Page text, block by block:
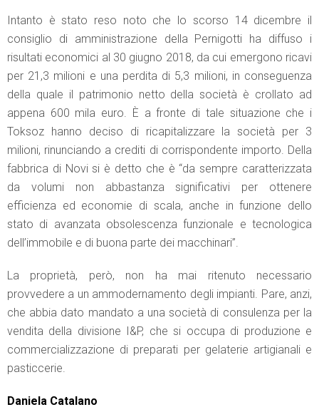
Intanto è stato reso noto che lo scorso 14 dicembre il
consiglio di amministrazione della Pernigotti ha diffuso i
risultati economici al 30 giugno 2018, da cui emergono ricavi
per 21,3 milioni e una perdita di 5,3 milioni, in conseguenza
della quale il patrimonio netto della società è crollato ad
appena 600 mila euro. È a fronte di tale situazione che i
Toksoz hanno deciso di ricapitalizzare la società per 3
milioni, rinunciando a crediti di corrispondente importo. Della
fabbrica di Novi si è detto che è “da sempre caratterizzata
da volumi non abbastanza significativi per ottenere
efficienza ed economie di scala, anche in funzione dello
stato di avanzata obsolescenza funzionale e tecnologica
dell’immobile e di buona parte dei macchinari”.
La proprietà, però, non ha mai ritenuto necessario
provvedere a un ammodernamento degli impianti. Pare, anzi,
che abbia dato mandato a una società di consulenza per la
vendita della divisione I&P, che si occupa di produzione e
commercializzazione di preparati per gelaterie artigianali e
pasticcerie.
Daniela Catalano